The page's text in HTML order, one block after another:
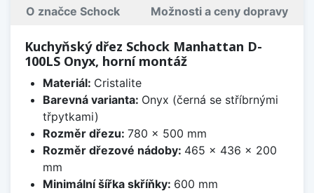
O značce Schock Možnosti a ceny dopravy
Kuchyňský dřez Schock Manhattan D-
100LS Onyx, horní montáž
Materiál: Cristalite
Barevná varianta: Onyx (černá se stříbrnými
třpytkami)
Rozměr dřezu: 780 x 500 mm
Rozměr dřezové nádoby: 465 x 436 x 200
mm
Minimální šířka skříňky: 600 mm